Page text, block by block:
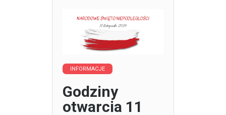
INFORMACJE
Godziny
otwarcia 11